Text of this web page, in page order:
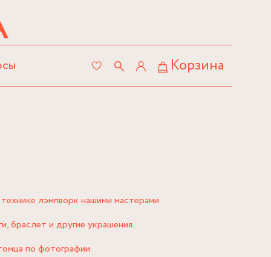
Корзина
лэмпворк нашими мастерами.
браслет и другие украшения.
по фотографии.